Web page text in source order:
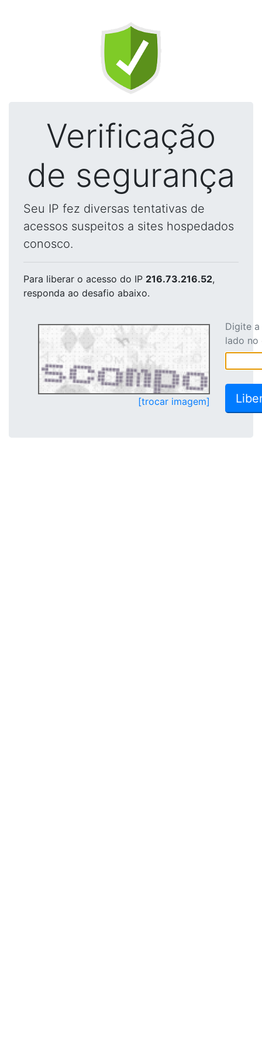
Verificação
de segurança
Seu IP fez diversas tentativas de
acessos suspeitos a sites hospedados
conosco.
Para liberar o acesso do IP 216.73.216.52,
responda ao desafio abaixo.
[trocar imagem]
Digite
lado no